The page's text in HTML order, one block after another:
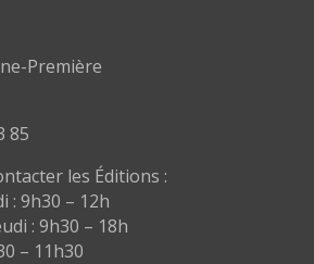
Première
85
les Éditions :
: 9h30 – 12h
: 9h30 – 18h
– 11h30